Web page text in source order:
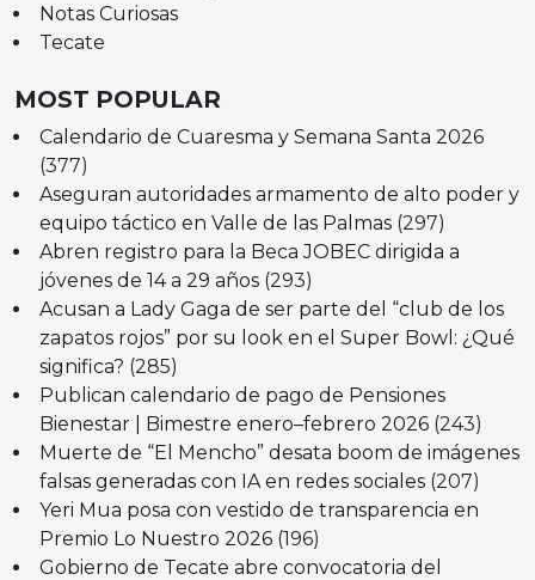
Notas Curiosas
Tecate
MOST POPULAR
Calendario de Cuaresma y Semana Santa 2026
(377)
Aseguran autoridades armamento de alto poder y
equipo táctico en Valle de las Palmas (297)
Abren registro para la Beca JOBEC dirigida a
jóvenes de 14 a 29 años (293)
Acusan a Lady Gaga de ser parte del “club de los
zapatos rojos” por su look en el Super Bowl: ¿Qué
significa? (285)
Publican calendario de pago de Pensiones
Bienestar | Bimestre enero–febrero 2026 (243)
Muerte de “El Mencho” desata boom de imágenes
falsas generadas con IA en redes sociales (207)
Yeri Mua posa con vestido de transparencia en
Premio Lo Nuestro 2026 (196)
Gobierno de Tecate abre convocatoria del